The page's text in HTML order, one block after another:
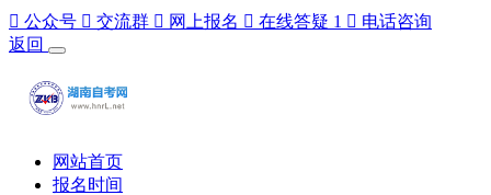
 公众号  交流群  网上报名  在线答疑 1  电话咨询
返回
网站首页
报名时间